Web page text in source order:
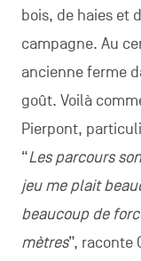
bois, de haies et
campagne. Au
ancienne ferme
goût. Voilà
Pierpont,
“Les parcours
jeu me plait
beaucoup de
mètres”, raconte